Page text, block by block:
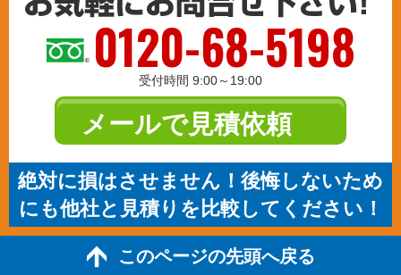
0120-68-5198
受付時間 9:00～19:00
メールで見積依頼
絶対に損はさせません！後悔しないため
にも他社と見積りを比較してください！
このページの先頭へ戻る